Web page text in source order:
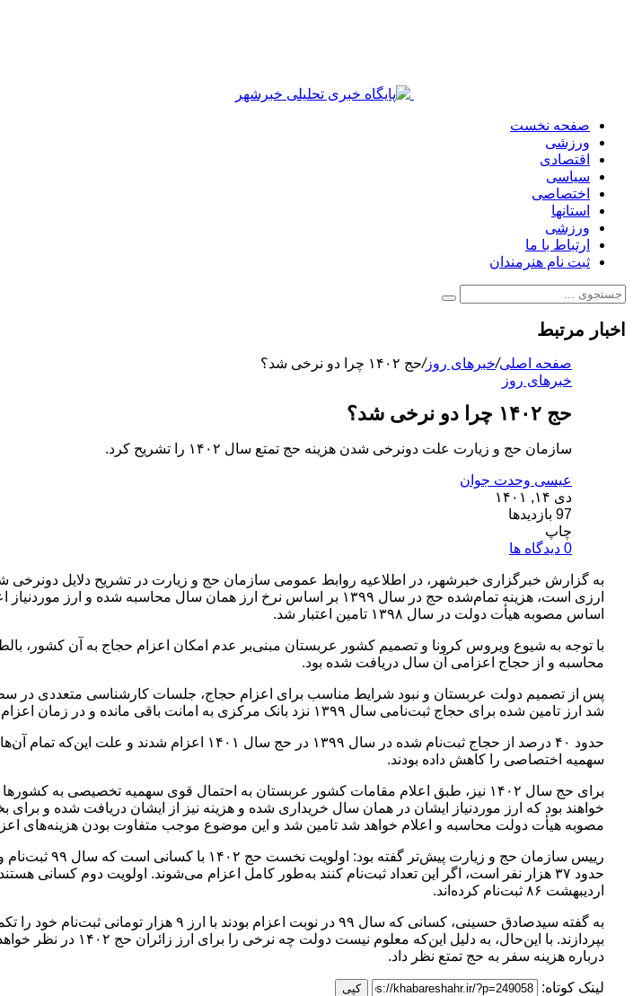
صفحه نخست
ورزشی
اقتصادی
سیاسی
اختصاصی
استانها
ورزشی
ارتباط با ما
ثبت نام هنرمندان
اخبار مرتبط
صفحه اصلی/خبرهای روز/حج ۱۴۰۲ چرا دو نرخی شد؟
خبرهای روز
حج ۱۴۰۲ چرا دو نرخی شد؟
سازمان حج و زیارت علت دونرخی شدن هزینه حج تمتع سال ۱۴۰۲ را تشریح کرد.
عیسی وحدت جوان
دی ۱۴, ۱۴۰۱
97 بازدیدها
چاپ
0 دیدگاه ها
اساس مصوبه هیأت دولت در سال ۱۳۹۸ تامین اعتبار شد.
با توجه به شیوع ویروس کرونا و تصمیم کشور عربستان مبنی‌بر عدم امکان اعزام حجاج به آن کشور،
محاسبه و از حجاج اعزامی آن سال دریافت شده بود.
پس از تصمیم دولت عربستان و نبود شرایط مناسب برای اعزام حجاج، جلسات کارشناسی متعددی در
شد ارز تامین شده برای حجاج ثبت‌نامی سال ۱۳۹۹ نزد بانک مرکزی به امانت باقی مانده و در زمان اعزام ایشان مبالغ هزینه‌ای ارزی ایشان از این منبع تامین شود.
حدود ۴۰ درصد از حجاج ثبت‌نام شده در سال ۱۳۹۹
سهمیه اختصاصی را کاهش داده بودند.
خواهند بود که ارز موردنیاز ایشان در همان سال خریداری شده و هزینه نیز از ایشان دریافت شده و
مصوبه هیأت دولت محاسبه و اعلام خواهد شد تامین شد و این موضوع موجب متفاوت بودن هزینه‌های اعزام حجاج در
رییس سازمان
اردیبهشت ۸۶ ثبت‌نام کرده‌اند.
به گفته سیدصادق حسینی، کسانی که سال ۹۹ در
بپردازند. با
درباره هزینه سفر به حج تمتع نظر داد.
لینک کوتاه: کپی